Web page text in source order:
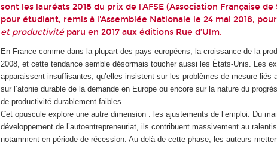
sont les lauréats 2018 du prix de l'AFSE (Association Française
pour étudiant, remis à l'Assemblée Nationale le 24 mai 2018, pour
et productivitéparu en 2017 aux éditions Rue d’Ulm.
En France comme dans la plupart des pays européens, la croissance de la
2008, et cette tendance semble désormais toucher aussi les États-Unis. Les
apparaissent insuffisantes, qu’elles insistent sur les problèmes de mesure
sur l’atonie durable de la demande en Europe ou encore sur la nature du
de productivité durablement faibles.
Cet opuscule explore une autre dimension : les ajustements de l’emploi. Du
développement de l’autoentrepreneuriat, ils contribuent massivement au
notamment en période de récession. Au-delà de cette phase, les auteurs